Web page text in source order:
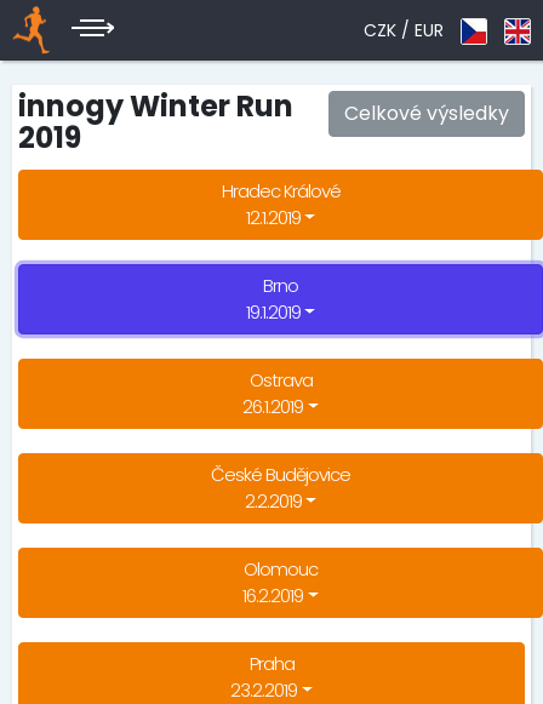
CZK / EUR
Celkové výsledky
innogy Winter Run
2019
Hradec Králové
12.1.2019
Brno
19.1.2019
Ostrava
26.1.2019
České Budějovice
2.2.2019
Olomouc
16.2.2019
Praha
23.2.2019